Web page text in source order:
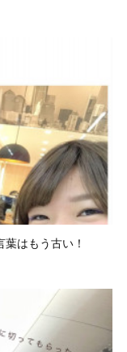
はもう古い！